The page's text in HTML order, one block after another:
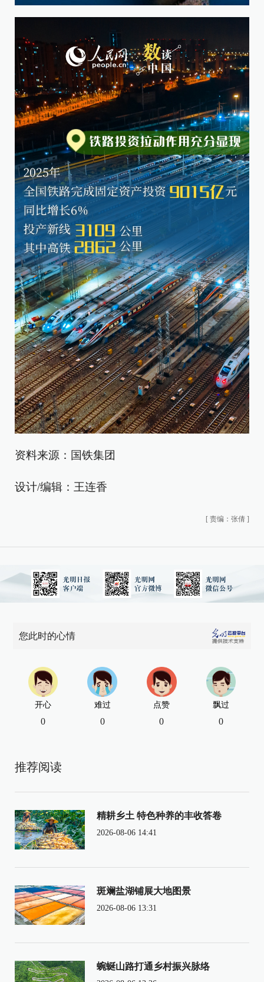
资料来源：国铁集团
设计/编辑：王连香
[ 责编：张倩 ]
您此时的心情
开心
0
难过
0
点赞
0
飘过
0
推荐阅读
精耕乡土 特色种养的丰收答卷
2026-08-06 14:41
斑斓盐湖铺展大地图景
2026-08-06 13:31
蜿蜒山路打通乡村振兴脉络